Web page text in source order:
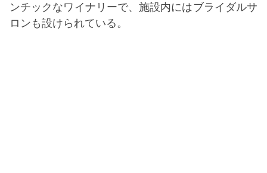
ンチックなワイナリーで、施設内にはブライダルサ
ロンも設けられている。